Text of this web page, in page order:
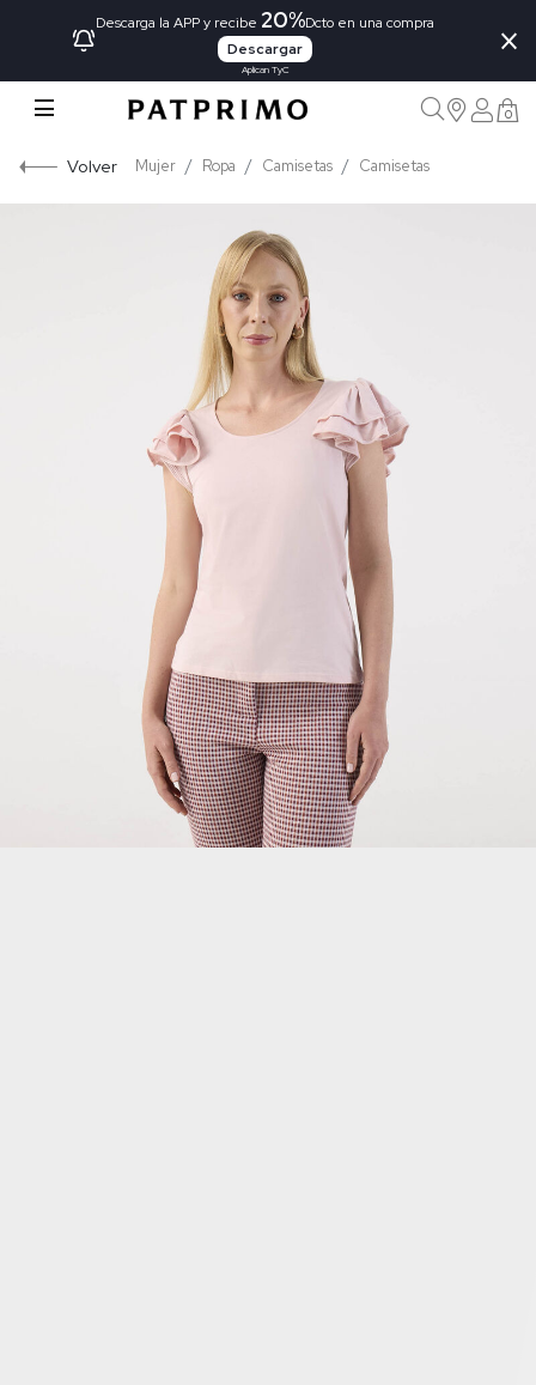
Descarga la APP y recibe 20%Dcto en una compra
Descargar
Aplican TyC
×
0
Volver Mujer Ropa Camisetas Camisetas